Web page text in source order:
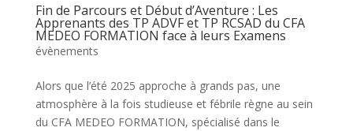
Fin de Parcours et Début d’Aventure : Les
Apprenants des TP ADVF et TP RCSAD du CFA
MEDEO FORMATION face à leurs Examens
évènements
Alors que l’été 2025 approche à grands pas, une
atmosphère à la fois studieuse et fébrile règne au sein
du CFA MEDEO FORMATION, spécialisé dans le